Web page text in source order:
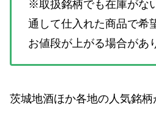
※取扱銘柄でも在庫がな
通して仕入れた商品で希
お値段が上がる場合があ
茨城地酒ほか各地の人気銘柄